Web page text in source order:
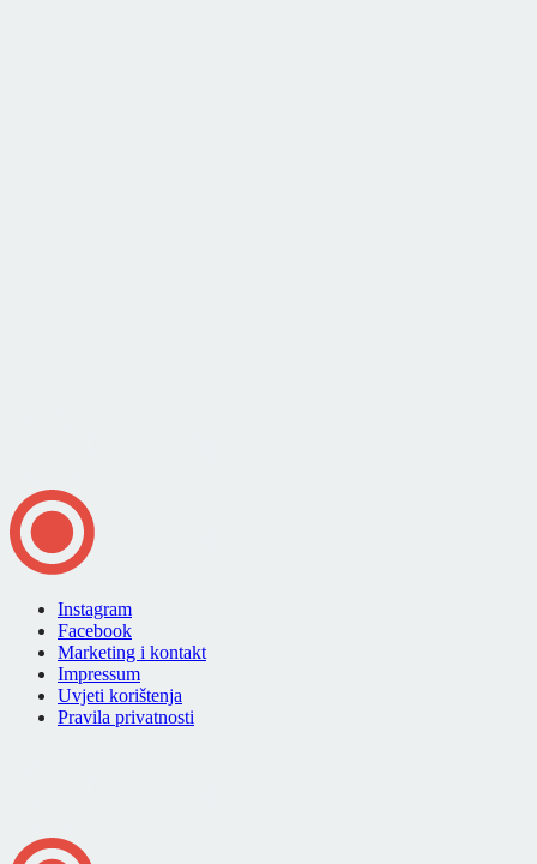
Instagram
Facebook
Marketing i kontakt
Impressum
Uvjeti korištenja
Pravila privatnosti